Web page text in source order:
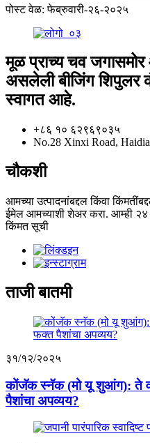
पोस्ट वेळ: फेब्रुवारी-२६-२०२५
मूळ प्राच्य चव जगासमोर
असलेली बीजिंग शिपुलर
स्वागत आहे.
+८६ १० ६२९६९०३५
No.28 Xinxi Road,
चौकशी
आमच्या उत्पादनांबद्दल किंवा
ईमेल आमच्याशी शेअर करा. आम्ही २४
किंमत सूची
ताजी बातमी
३१/१२/२०२५
कोंजॅक स्नॅक (मो यू शुआंग): ते
पैशांचा अपव्यय?